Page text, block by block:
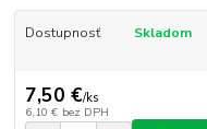
Dostupnosť Skladom
7,50 €/ks
6,10 € bez DPH